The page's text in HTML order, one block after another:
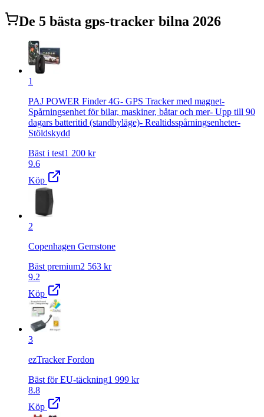
De 5 bästa gps-tracker bilna 2026
1
PAJ POWER Finder 4G- GPS Tracker med magnet-
Spårningsenhet för bilar, maskiner, båtar och mer- Upp till 90
dagars batteritid (standbyläge)- Realtidsspårningsenheter-
Stöldskydd
Bäst i test1 200 kr
9.6
Köp
2
Copenhagen Gemstone
Bäst premium2 563 kr
9.2
Köp
3
ezTracker Fordon
Bäst för EU-täckning1 999 kr
8.8
Köp